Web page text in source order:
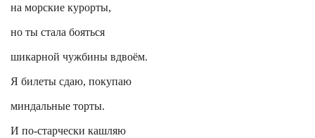
на морские курорты,
но ты стала бояться
шикарной чужбины вдвоём.
Я билеты сдаю, покупаю
миндальные торты.
И по-старчески кашляю